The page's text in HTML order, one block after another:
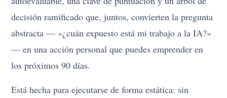
decisión ramificado que, juntos, convierten la pregunta
abstracta — «¿cuán expuesto está mi trabajo a la IA?»
— en una acción personal que puedes emprender en
los próximos 90 días.
Está hecha para ejecutarse de forma estática: sin